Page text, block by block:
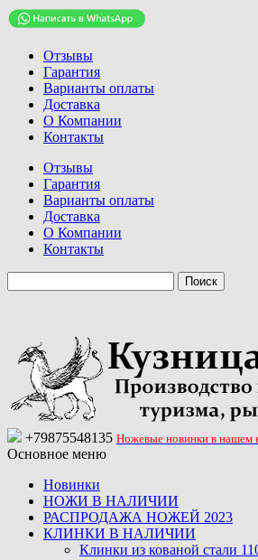
Отзывы
Гарантия
Варианты оплаты
Доставка
О Компании
Контакты
Отзывы
Гарантия
Варианты оплаты
Доставка
О Компании
Контакты
+79875548135 Ножевые новинки в нашем
Основное меню
Новинки
НОЖИ В НАЛИЧИИ
РАСПРОДАЖА НОЖЕЙ 2023
КЛИНКИ В НАЛИЧИИ
Клинки из кованой стали